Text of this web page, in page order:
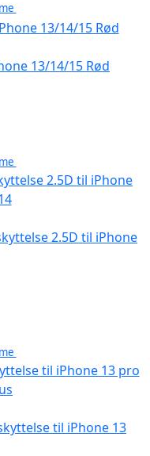
13/14/15 Rød
2.5D til iPhone
til iPhone 13